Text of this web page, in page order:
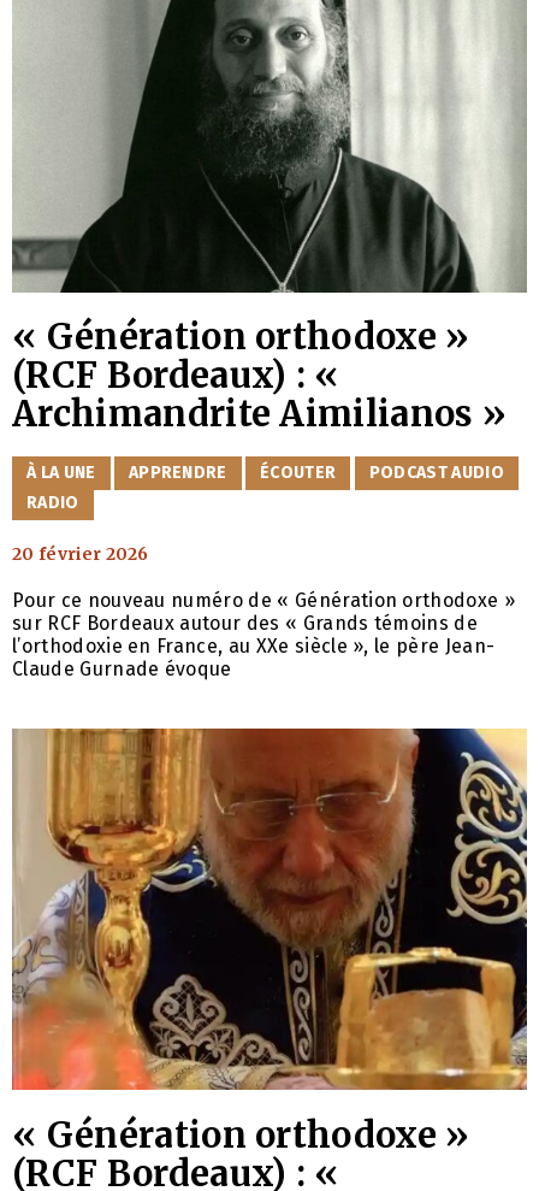
« Génération orthodoxe »
(RCF Bordeaux) : «
Archimandrite Aimilianos »
CATÉGORIES
À LA UNE APPRENDRE ÉCOUTER
PODCAST AUDIO
RADIO
20 février 2026
Pour ce nouveau numéro de « Génération orthodoxe »
sur RCF Bordeaux autour des « Grands témoins de
l’orthodoxie en France, au XXe siècle », le père Jean-
Claude Gurnade évoque
« Génération orthodoxe »
(RCF Bordeaux) : «